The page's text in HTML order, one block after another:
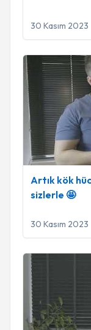
30 Kasım 2023
Artık kök hücre
Artık kök
sizlerle 🤩
30 Kasım 2023
Hangi işlemleri